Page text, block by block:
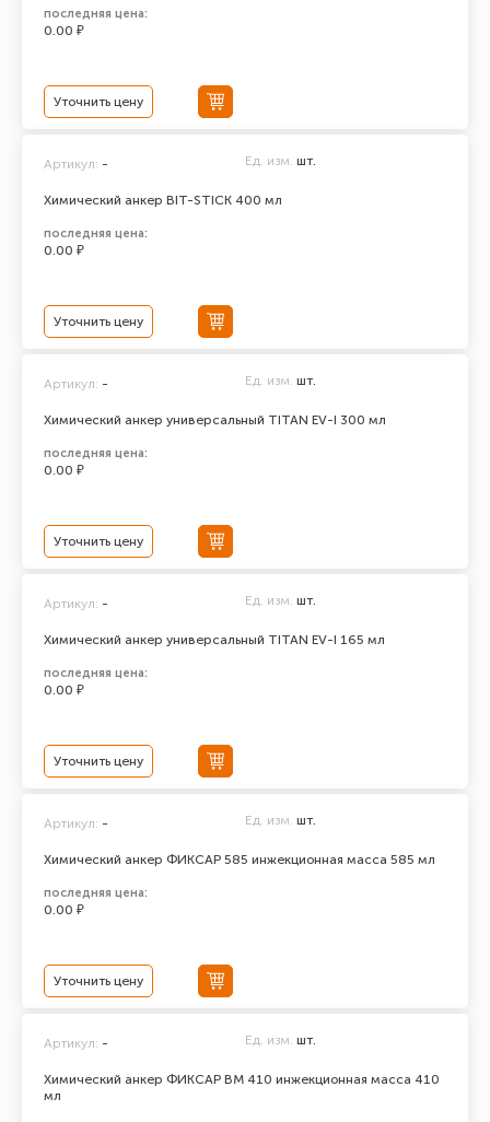
последняя цена:
0.00 ₽
Уточнить цену
Химический анкер BIT-STICK 400 мл
Артикул: - Ед. изм. шт.
последняя цена:
0.00 ₽
Уточнить цену
Химический анкер универсальный TITAN EV-I 300 мл
Артикул: - Ед. изм. шт.
последняя цена:
0.00 ₽
Уточнить цену
Химический анкер универсальный TITAN EV-I 165 мл
Артикул: - Ед. изм. шт.
последняя цена:
0.00 ₽
Уточнить цену
Химический анкер ФИКСАР 585 инжекционная масса 585 мл
Артикул: - Ед. изм. шт.
последняя цена:
0.00 ₽
Уточнить цену
Химический анкер ФИКСАР ВМ 410 инжекционная масса 410
мл
Артикул: - Ед. изм. шт.